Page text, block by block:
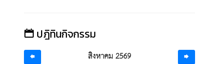
ปฎิทินกิจกรรม
สิงหาคม 2569